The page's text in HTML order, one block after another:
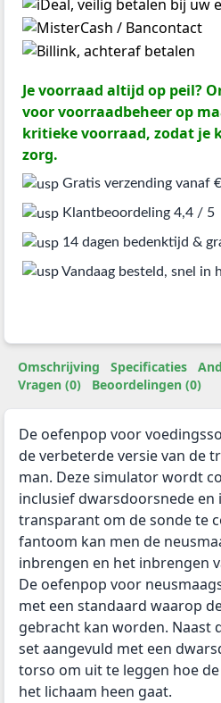
Je voorraad altijd op peil?
voor voorraadbeheer op
kritieke voorraad, zodat je
zorg.
Gratis verzending vanaf
Klantbeoordeling 4,4 / 5
14 dagen bedenktijd &
Vandaag besteld, snel in
Omschrijving Specificaties
Vragen (0)
Beoordelingen (0)
De oefenpop voor
de verbeterde versie van de
man. Deze simulator wordt
inclusief dwarsdoorsnede en
transparant om de sonde te
fantoom kan men de
inbrengen en het inbrengen
De oefenpop voor
met een standaard waarop
gebracht kan worden. Naast
set aangevuld met een
torso om uit te leggen hoe
het lichaam heen gaat.